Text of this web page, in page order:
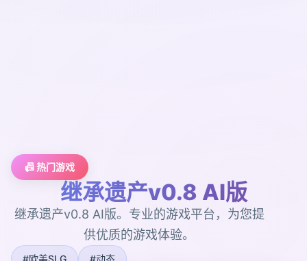
📠 热门游戏
继承遗产v0.8 AI版
继承遗产v0.8 AI版。专业的游戏平台，为您提
供优质的游戏体验。
#欧美SLG #动态